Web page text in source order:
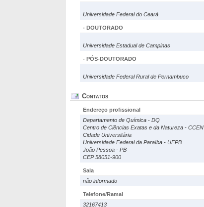
Universidade Federal do Ceará
- DOUTORADO
Universidade Estadual de Campinas
- PÓS-DOUTORADO
Universidade Federal Rural de Pernambuco
Contatos
Endereço profissional
Departamento de Química - DQ
Centro de Ciências Exatas e da Natureza - CCEN
Cidade Universitária
Universidade Federal da Paraíba - UFPB
João Pessoa - PB
CEP 58051-900
Sala
não informado
Telefone/Ramal
32167413